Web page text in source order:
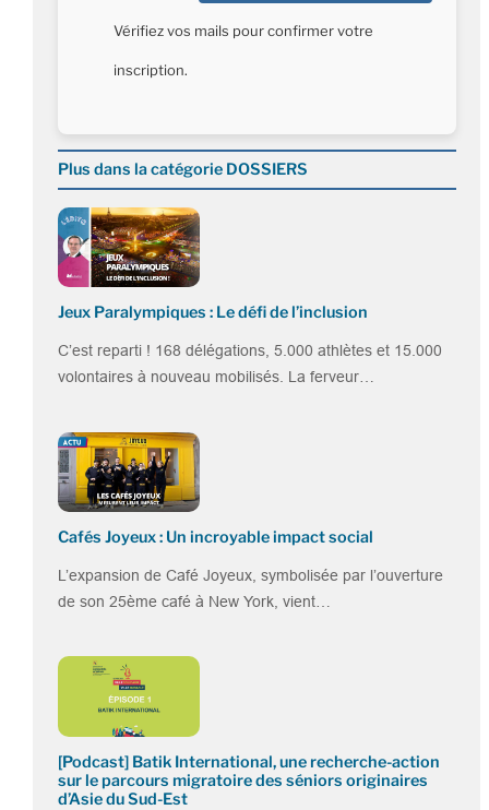
Vérifiez vos mails pour confirmer votre
inscription.
Plus dans la catégorie DOSSIERS
Jeux Paralympiques : Le défi de l’inclusion
C’est reparti ! 168 délégations, 5.000 athlètes et 15.000
volontaires à nouveau mobilisés. La ferveur…
Cafés Joyeux : Un incroyable impact social
L’expansion de Café Joyeux, symbolisée par l’ouverture
de son 25ème café à New York, vient…
[Podcast] Batik International, une recherche-action
sur le parcours migratoire des séniors originaires
d’Asie du Sud-Est